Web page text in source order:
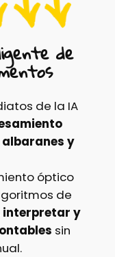
de
de la IA
y
óptico
de
interpretar y
sin